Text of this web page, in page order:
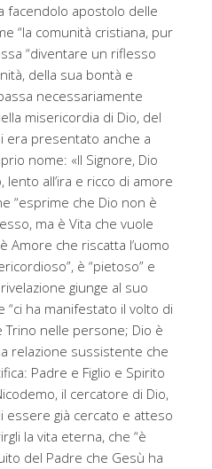
facendolo apostolo delle
“la comunità cristiana, pur
“diventare un riflesso
della sua bontà e
necessariamente
misericordia di Dio, del
era presentato anche a
nome: «Il Signore, Dio
all’ira e ricco di amore
“esprime che Dio non è
ma è Vita che vuole
Amore che riscatta l’uomo
è “pietoso” e
giunge al suo
“ci ha manifestato il volto di
Trino nelle persone; Dio è
relazione sussistente che
Padre e Figlio e Spirito
il cercatore di Dio,
già cercato e atteso
la vita eterna, che “è
del Padre che Gesù ha